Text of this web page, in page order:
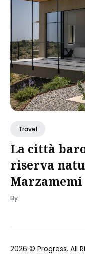
Travel
La città
riserva
Marzamemi
By
2026 © Progress. All